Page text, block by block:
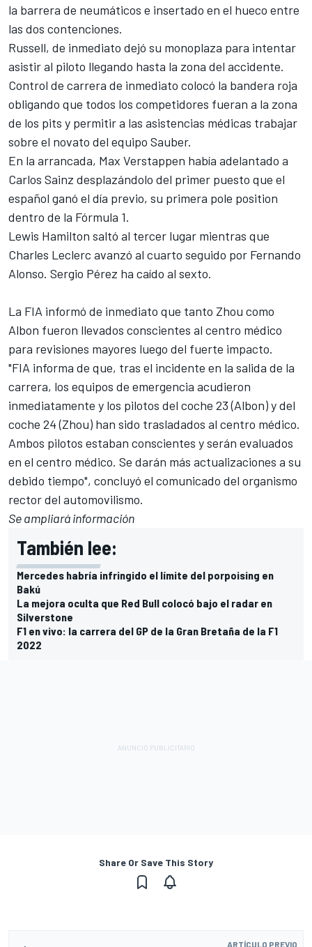
la barrera de neumáticos e insertado en el hueco entre
las dos contenciones.
Russell, de inmediato dejó su monoplaza para intentar
asistir al piloto llegando hasta la zona del accidente.
Control de carrera de inmediato colocó la bandera roja
obligando que todos los competidores fueran a la zona
de los pits y permitir a las asistencias médicas trabajar
sobre el novato del equipo Sauber.
En la arrancada, Max Verstappen había adelantado a
Carlos Sainz desplazándolo del primer puesto que el
español ganó el día previo, su primera pole position
dentro de la Fórmula 1.
Lewis Hamilton saltó al tercer lugar mientras que
Charles Leclerc avanzó al cuarto seguido por Fernando
Alonso. Sergio Pérez ha caído al sexto.
La FIA informó de inmediato que tanto Zhou como
Albon fueron llevados conscientes al centro médico
para revisiones mayores luego del fuerte impacto.
"FIA informa de que, tras el incidente en la salida de la
carrera, los equipos de emergencia acudieron
inmediatamente y los pilotos del coche 23 (Albon) y del
coche 24 (Zhou) han sido trasladados al centro médico.
Ambos pilotos estaban conscientes y serán evaluados
en el centro médico. Se darán más actualizaciones a su
debido tiempo", concluyó el comunicado del organismo
rector del automovilismo.
Se ampliará información
También lee:
Mercedes habría infringido el límite del porpoising en
Bakú
La mejora oculta que Red Bull colocó bajo el radar en
Silverstone
F1 en vivo: la carrera del GP de la Gran Bretaña de la F1
2022
Share Or Save This Story
ARTÍCULO PREVIO